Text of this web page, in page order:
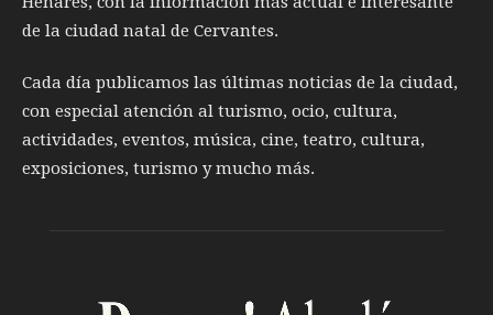
de la ciudad natal de Cervantes.
Cada día publicamos las últimas noticias de la ciudad,
con especial atención al turismo, ocio, cultura,
actividades, eventos, música, cine, teatro, cultura,
exposiciones, turismo y mucho más.